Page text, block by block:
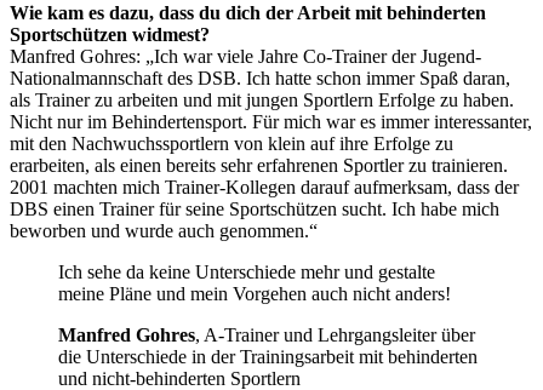
Wie kam es dazu, dass du dich der Arbeit mit behinderten
Sportschützen widmest?
Manfred Gohres: „Ich war viele Jahre Co-Trainer der Jugend-
Nationalmannschaft des DSB. Ich hatte schon immer Spaß daran,
als Trainer zu arbeiten und mit jungen Sportlern Erfolge zu haben.
Nicht nur im Behindertensport. Für mich war es immer interessanter,
mit den Nachwuchssportlern von klein auf ihre Erfolge zu
erarbeiten, als einen bereits sehr erfahrenen Sportler zu trainieren.
2001 machten mich Trainer-Kollegen darauf aufmerksam, dass der
DBS einen Trainer für seine Sportschützen sucht. Ich habe mich
beworben und wurde auch genommen.“
Ich sehe da keine Unterschiede mehr und gestalte
meine Pläne und mein Vorgehen auch nicht anders!
Manfred Gohres, A-Trainer und Lehrgangsleiter über
die Unterschiede in der Trainingsarbeit mit behinderten
und nicht-behinderten Sportlern